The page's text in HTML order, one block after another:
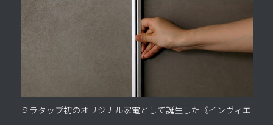
ミラタップ初のオリジナル家電として誕生した《インヴィエ